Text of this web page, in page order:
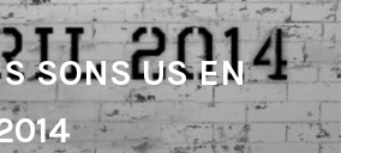
SONS US EN